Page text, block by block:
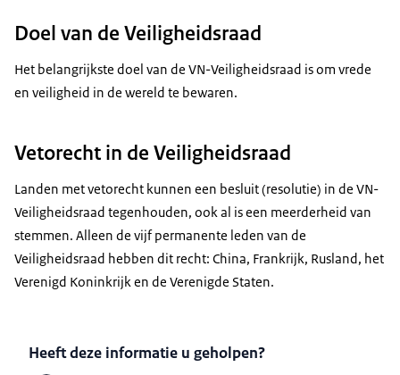
Doel van de Veiligheidsraad
Het belangrijkste doel van de VN-Veiligheidsraad is om vrede
en veiligheid in de wereld te bewaren.
Vetorecht in de Veiligheidsraad
Landen met vetorecht kunnen een besluit (resolutie) in de VN-
Veiligheidsraad tegenhouden, ook al is een meerderheid van
stemmen. Alleen de vijf permanente leden van de
Veiligheidsraad hebben dit recht: China, Frankrijk, Rusland, het
Verenigd Koninkrijk en de Verenigde Staten.
Heeft deze informatie u geholpen?